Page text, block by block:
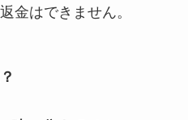
金はできません。